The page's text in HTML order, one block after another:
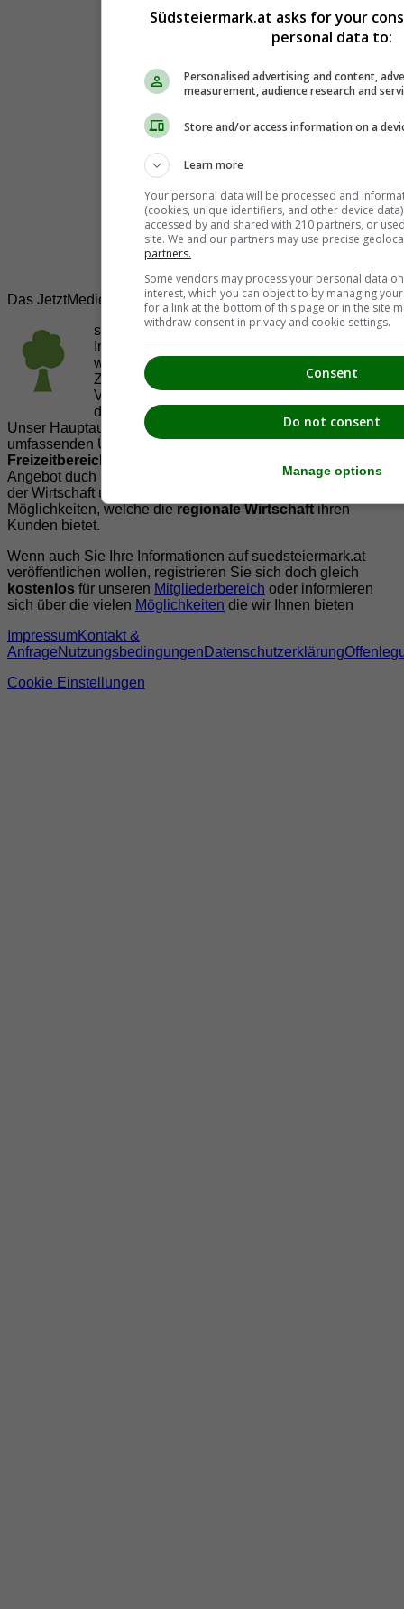
Das JetztMedien.com Medien Netzwerk
suedsteiermark.at ist eine von vielen
Internetadressen derJetztMedien.com Medien,
welche es sich zur Aufgabe gemacht hat, in
Zusammenarbeit mit regionalen Firmen,
Vereinen und Institutionen dieVielfälltigkeit
der Region Südsteiermark zu präsentieren.
Unser Hauptaugenmerk liegt dabei, der Bevölkerung einen
umfassenden Überblick der Möglichkeiten im
Freizeitbereich
Angebot duch Informationen zur regionalenGastronomie,
der Wirtschaft und der Präsentation der zahlreichen
Möglichkeiten, welche dieregionale Wirtschaftihren
Kunden bietet.
Wenn auch Sie Ihre Informationen auf suedsteiermark.at
veröffentlichen wollen, registrieren Sie sich doch gleich
kostenlos für unseren Mitgliederbereich oder informieren
sich über die vielen Möglichkeiten die wir Ihnen bieten
ImpressumKontakt &
AnfrageNutzungsbedingungen Datenschutzerklärung
Cookie Einstellungen
Südsteiermark.at asks for your
personal data to:
Personalised advertising and content,
measurement, audience research and
Store and/or access information on a
Learn more
Your personal data will be processed and
(cookies, unique identifiers, and other device
accessed by and shared with 210 partners, or
site. We and our partners may use precise
partners.
Some vendors may process your personal data
interest, which you can object to by managing
for a link at the bottom of this page or in the site
withdraw consent in privacy and cookie settings.
Consent
Do not consent
Manage options